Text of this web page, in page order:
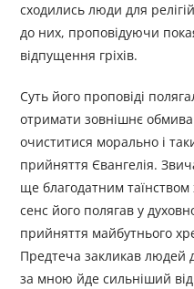
сходились люди для
до них, проповідуючи
відпущення гріхів.
Суть його проповіді
отримати зовнішнє
очиститися морально і
прийняття Євангелія.
ще благодатним
сенс його полягав у
прийняття майбутнього
Предтеча закликав людей
за мною йде сильніший